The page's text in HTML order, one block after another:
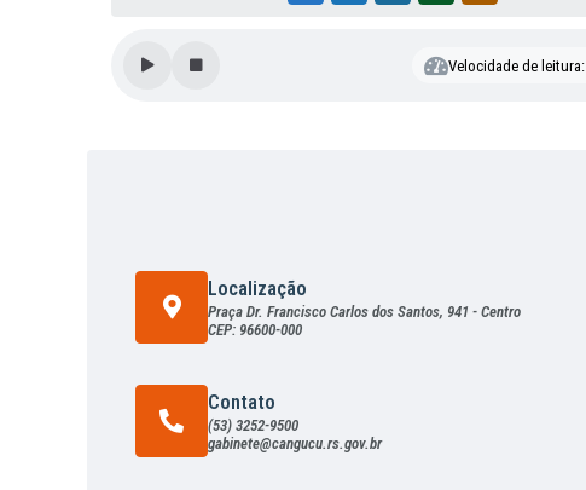
Velocidade de leitura:
Localização
Praça Dr. Francisco Carlos dos Santos, 941 - Centro
CEP: 96600-000
Contato
(53) 3252-9500
gabinete@cangucu.rs.gov.br